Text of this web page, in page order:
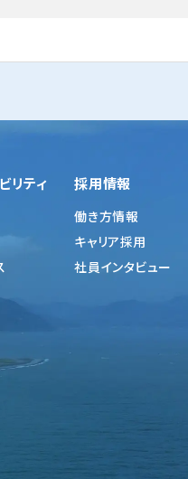
リティ 採用情報
働き方情報
キャリア採用
社員インタビュー